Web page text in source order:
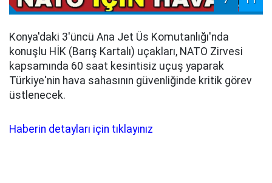
Konya'daki 3'üncü Ana Jet Üs Komutanlığı'nda
konuşlu HİK (Barış Kartalı) uçakları, NATO Zirvesi
kapsamında 60 saat kesintisiz uçuş yaparak
Türkiye'nin hava sahasının güvenliğinde kritik görev
üstlenecek.
Haberin detayları için tıklayınız